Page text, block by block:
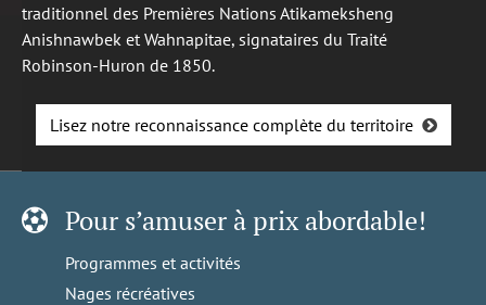
traditionnel des Premières Nations Atikameksheng
Anishnawbek et Wahnapitae, signataires du Traité
Robinson-Huron de 1850.
Lisez notre reconnaissance complète du territoire
Pour s’amuser à prix abordable!
Programmes et activités
Nages récréatives